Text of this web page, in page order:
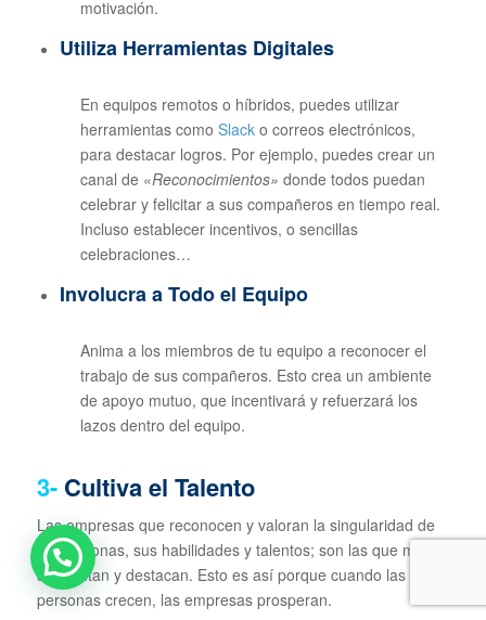
motivación.
Utiliza Herramientas Digitales
En equipos remotos o híbridos, puedes utilizar
herramientas como Slacko correos electrónicos,
para destacar logros. Por ejemplo, puedes crear un
canal de «Reconocimientos» donde todos puedan
celebrar y felicitar a sus compañeros en tiempo real.
Incluso establecer incentivos, o sencillas
celebraciones…
Involucra a Todo el Equipo
Anima a los miembros de tu equipo a reconocer el
trabajo de sus compañeros. Esto crea un ambiente
de apoyo mutuo, que incentivará y refuerzará los
lazos dentro del equipo.
3- Cultiva el Talento
Las empresas que reconocen y valoran la singularidad de
las personas, sus habilidades y talentos; son las que más
despuntan y destacan. Esto es así porque cuando las
personas crecen, las empresas prosperan.